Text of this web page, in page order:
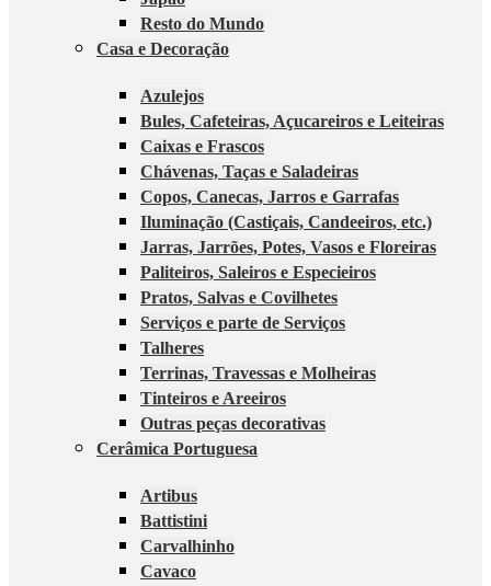
Resto do Mundo
Casa e Decoração
Azulejos
Bules, Cafeteiras, Açucareiros e Leiteiras
Caixas e Frascos
Chávenas, Taças e Saladeiras
Copos, Canecas, Jarros e Garrafas
Iluminação (Castiçais, Candeeiros, etc.)
Jarras, Jarrões, Potes, Vasos e Floreiras
Paliteiros, Saleiros e Especieiros
Pratos, Salvas e Covilhetes
Serviços e parte de Serviços
Talheres
Terrinas, Travessas e Molheiras
Tinteiros e Areeiros
Outras peças decorativas
Cerâmica Portuguesa
Artibus
Battistini
Carvalhinho
Cavaco